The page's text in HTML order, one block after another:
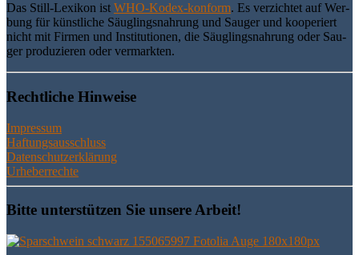
Das Still-Lexi­kon ist WHO-Kodex-kon­form. Es ver­zich­tet auf Wer­
bung für künst­li­che Säug­lings­nah­rung und Sau­ger und koope­riert
nicht mit Fir­men und Insti­tu­tio­nen, die Säug­lings­nah­rung oder Sau­
ger pro­du­zie­ren oder vermarkten.
Recht­li­che Hinweise
Impressum
Haftungsausschluss
Datenschutzerklärung
Urheberrechte
Bit­te unter­stüt­zen Sie unse­re Arbeit!